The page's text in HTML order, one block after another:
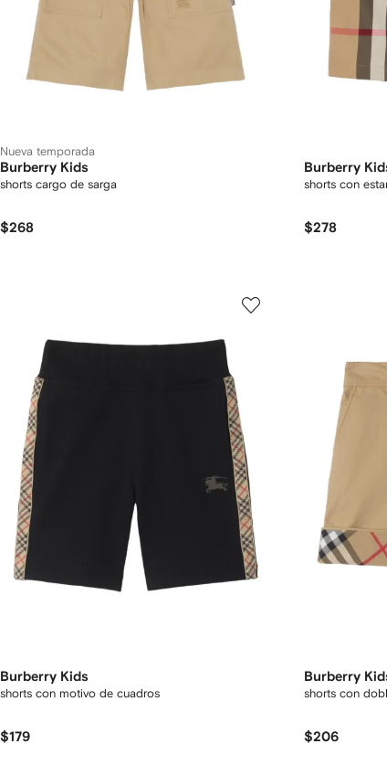
Nueva temporada
Burberry Kids
shorts cargo de sarga
$268
Burberry
shorts con
$278
Burberry Kids
shorts con motivo de cuadros
$179
Burberry
shorts con
$206